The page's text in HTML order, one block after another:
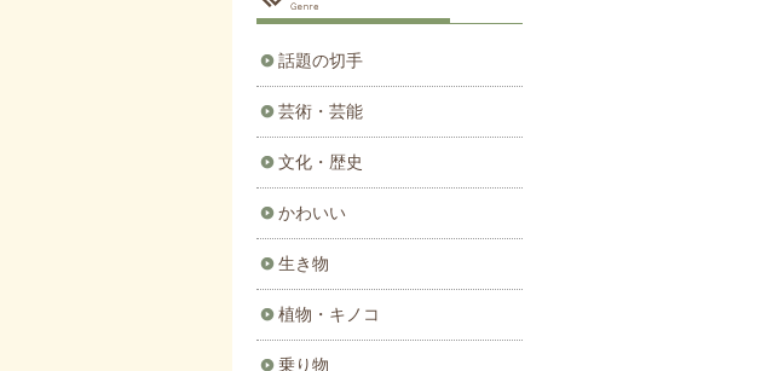
話題の切手
芸術・芸能
文化・歴史
かわいい
生き物
植物・キノコ
乗り物